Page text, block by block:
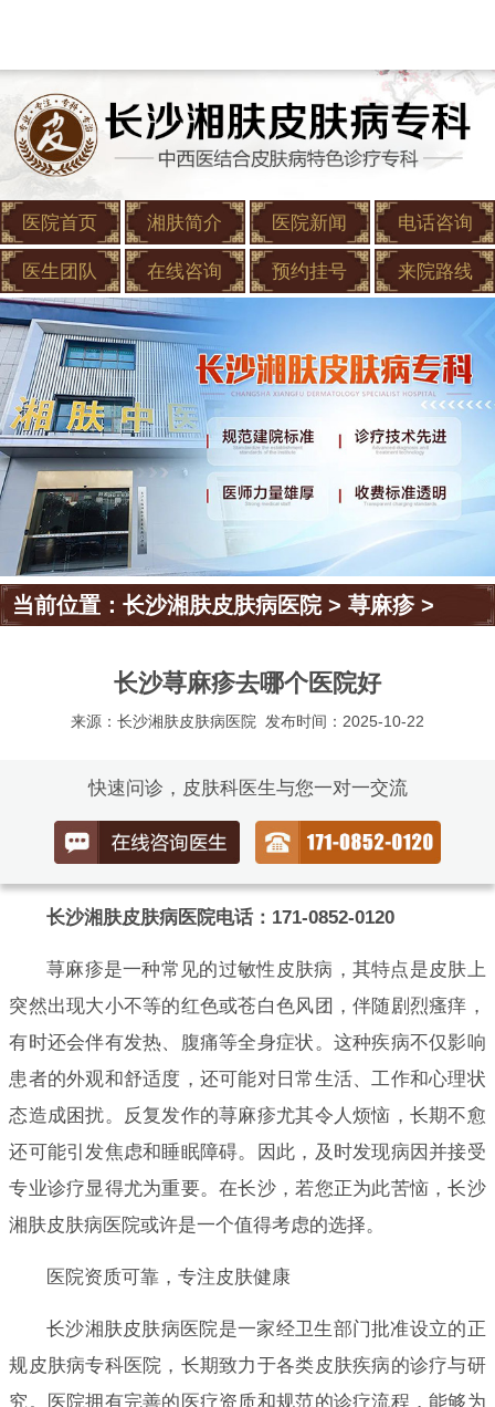
医院首页 湘肤简介 医院新闻 电话咨询
医生团队 在线咨询 预约挂号 来院路线
当前位置：长沙湘肤皮肤病医院>荨麻疹>
长沙荨麻疹去哪个医院好
来源：长沙湘肤皮肤病医院 发布时间：2025-10-22
快速问诊，皮肤科医生与您一对一交流
长沙湘肤皮肤病医院电话：171-0852-0120
荨麻疹是一种常见的过敏性皮肤病，其特点是皮肤上
突然出现大小不等的红色或苍白色风团，伴随剧烈瘙痒，
有时还会伴有发热、腹痛等全身症状。这种疾病不仅影响
患者的外观和舒适度，还可能对日常生活、工作和心理状
态造成困扰。反复发作的荨麻疹尤其令人烦恼，长期不愈
还可能引发焦虑和睡眠障碍。因此，及时发现病因并接受
专业诊疗显得尤为重要。在长沙，若您正为此苦恼，长沙
湘肤皮肤病医院或许是一个值得考虑的选择。
医院资质可靠，专注皮肤健康
长沙湘肤皮肤病医院是一家经卫生部门批准设立的正
规皮肤病专科医院，长期致力于各类皮肤疾病的诊疗与研
究。医院拥有完善的医疗资质和规范的诊疗流程，能够为